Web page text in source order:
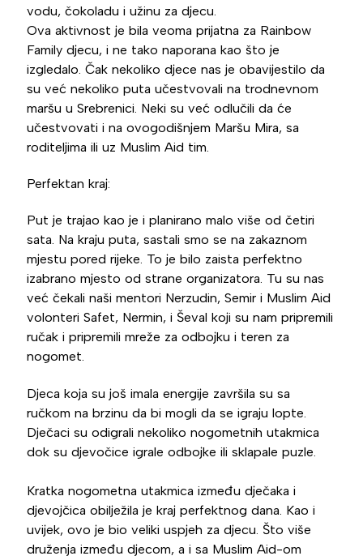
vodu, čokoladu i užinu za djecu.
Ova aktivnost je bila veoma prijatna za Rainbow
Family djecu, i ne tako naporana kao što je
izgledalo. Čak nekoliko djece nas je obavijestilo da
su već nekoliko puta učestvovali na trodnevnom
maršu u Srebrenici. Neki su već odlučili da će
učestvovati i na ovogodišnjem Maršu Mira, sa
roditeljima ili uz Muslim Aid tim.
Perfektan kraj:
Put je trajao kao je i planirano malo više od četiri
sata. Na kraju puta, sastali smo se na zakaznom
mjestu pored rijeke. To je bilo zaista perfektno
izabrano mjesto od strane organizatora. Tu su nas
već čekali naši mentori Nerzudin, Semir i Muslim Aid
volonteri Safet, Nermin, i Ševal koji su nam pripremili
ručak i pripremili mreže za odbojku i teren za
nogomet.
Djeca koja su još imala energije završila su sa
ručkom na brzinu da bi mogli da se igraju lopte.
Dječaci su odigrali nekoliko nogometnih utakmica
dok su djevočice igrale odbojke ili sklapale puzle.
Kratka nogometna utakmica između dječaka i
djevojčica obilježila je kraj perfektnog dana. Kao i
uvijek, ovo je bio veliki uspjeh za djecu. Što više
druženja između djecom, a i sa Muslim Aid-om